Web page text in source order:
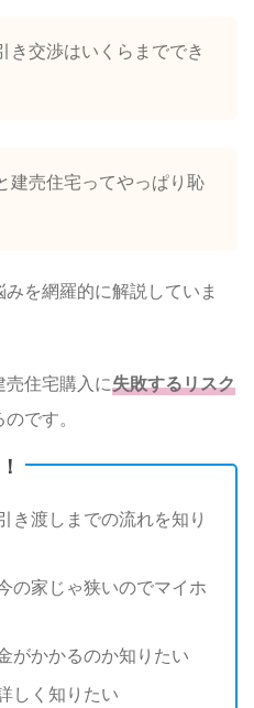
き交渉はいくらまででき
建売住宅ってやっぱり恥
を網羅的に解説していま
住宅購入に失敗するリスク
です。
き渡しまでの流れを知り
の家じゃ狭いのでマイホ
がかかるのか知りたい
しく知りたい